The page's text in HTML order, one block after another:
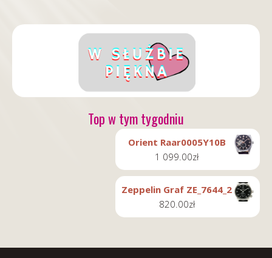
Top w tym tygodniu
Orient Raar0005Y10B
1 099.00zł
Zeppelin Graf ZE_7644_2
820.00zł